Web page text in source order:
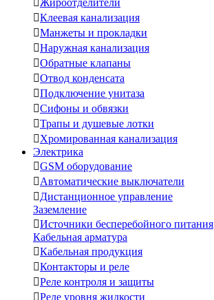
Жироотделители
Клеевая канализация
Манжеты и прокладки
Наружная канализация
Обратные клапаны
Отвод конденсата
Подключение унитаза
Сифоны и обвязки
Трапы и душевые лотки
Хромированная канализация
Электрика
GSM оборудование
Автоматические выключатели
Дистанционное управление
Заземление
Источники бесперебойного питания
Кабельная арматура
Кабельная продукция
Контакторы и реле
Реле контроля и защиты
Реле уровня жидкости